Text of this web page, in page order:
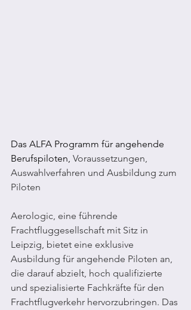
Das ALFA Programm für angehende
Berufspiloten, Voraussetzungen,
Auswahlverfahren und Ausbildung zum
Piloten
Aerologic, eine führende
Frachtfluggesellschaft mit Sitz in
Leipzig, bietet eine exklusive
Ausbildung für angehende Piloten an,
die darauf abzielt, hoch qualifizierte
und spezialisierte Fachkräfte für den
Frachtflugverkehr hervorzubringen. Das